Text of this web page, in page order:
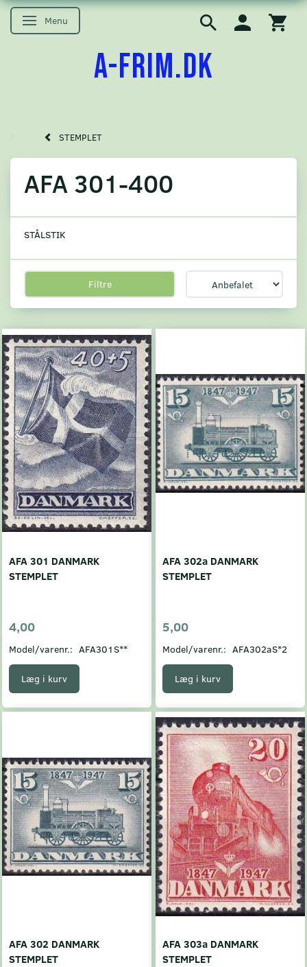
Skifte navigation
Menu
A-FRIM.DK
STEMPLET
AFA 301-400
STÅLSTIK
Filtre
AFA 301 DANMARK
STEMPLET
4,00
Model/varenr.: AFA301S**
Læg i kurv
AFA 302a DANMARK
STEMPLET
5,00
Model/varenr.: AFA302aS*2
Læg i kurv
AFA 302 DANMARK
STEMPLET
AFA 303a DANMARK
STEMPLET